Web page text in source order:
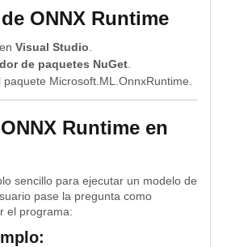
ONNX Runtime
Visual Studio
de paquetes NuGet
Microsoft.ML.OnnxRuntime.
Runtime en
sencillo para ejecutar un modelo de
pase la pregunta como
el programa: